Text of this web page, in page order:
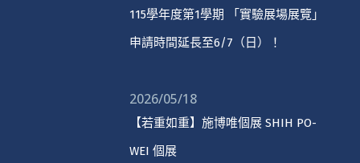
115學年度第1學期 「實驗展場展覽」
申請時間延長至6/7（日）！
2026/05/18
【若重如重】施博唯個展 SHIH PO-
WEI 個展